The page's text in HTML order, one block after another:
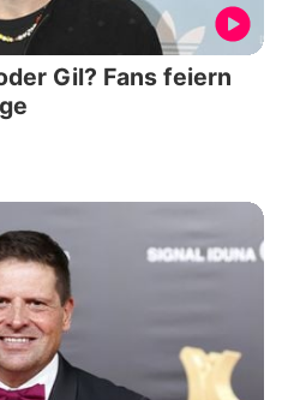
Gil? Fans feiern